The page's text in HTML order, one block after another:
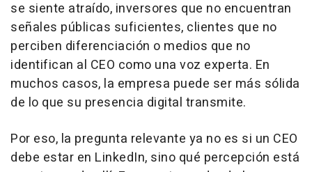
se siente atraído, inversores que no encuentran
señales públicas suficientes, clientes que no
perciben diferenciación o medios que no
identifican al CEO como una voz experta. En
muchos casos, la empresa puede ser más sólida
de lo que su presencia digital transmite.
Por eso, la pregunta relevante ya no es si un CEO
debe estar en LinkedIn, sino qué percepción está